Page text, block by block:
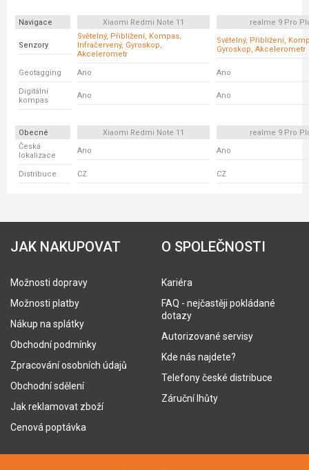
Navigace Xiaomi Redmi Note 11 realme 9 Pro
Senzory
Světelný, Přiblížení, Kompas,
Infračervený, Gyroskop,
Akcelerometr
Světelný, Přiblížení,
Gyroskop, Akcelerometr
Geotagging Ano Ano
Digitální
kompas
Ano Ano
Obecné Xiaomi Redmi Note 11
realme 9 Pro
Česká
lokalizace
Ano Ano
Distribuce CZ CZ
JAK NAKUPOVAT
Možnosti dopravy
Možnosti platby
Nákup na splátky
Obchodní podmínky
Zpracování osobních údajů
Obchodní sdělení
Jak reklamovat zboží
Cenová poptávka
O SPOLEČNOSTI
Kariéra
FAQ - nejčastěji pokládané
dotazy
Autorizované servisy
Kde nás najdete?
Telefony české distribuce
Záruční lhůty